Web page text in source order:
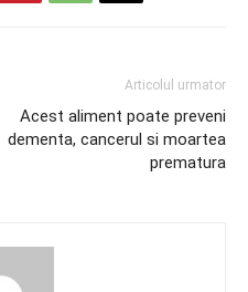
Articolul urmator
Acest aliment poate preveni
dementa, cancerul si moartea
prematura